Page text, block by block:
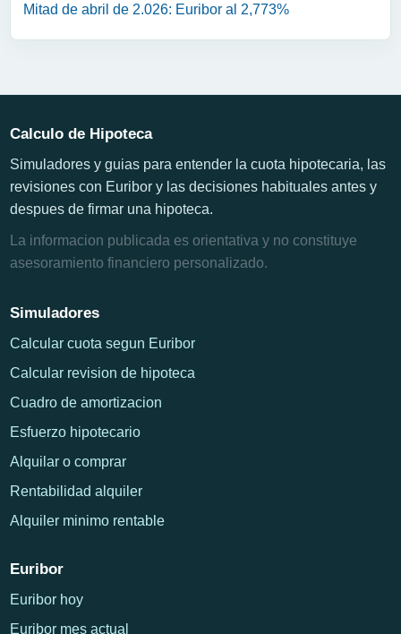
Mitad de abril de 2.026: Euribor al 2,773%
Calculo de Hipoteca
Simuladores y guias para entender la cuota hipotecaria, las
revisiones con Euribor y las decisiones habituales antes y
despues de firmar una hipoteca.
La informacion publicada es orientativa y no constituye
asesoramiento financiero personalizado.
Simuladores
Calcular cuota segun Euribor
Calcular revision de hipoteca
Cuadro de amortizacion
Esfuerzo hipotecario
Alquilar o comprar
Rentabilidad alquiler
Alquiler minimo rentable
Euribor
Euribor hoy
Euribor mes actual